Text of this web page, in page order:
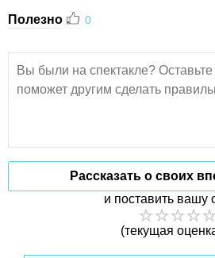
Полезно 0
Рассказать о своих
и поставить вашу
(текущая